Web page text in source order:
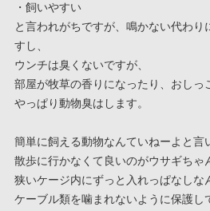
・飼いやすい
と言われがちですが、鳴かない代わり
すし、
ウンチは臭くないですが、
部屋が牧草の香りになったり、おしっ
やっぱり動物臭はします。
簡単に飼える動物なんていねーよと言
散歩に行かなくて良いのがウサギちゃ
狭いケージ内にずっと入れっぱなしな
ケーブル類を噛まれないように保護し